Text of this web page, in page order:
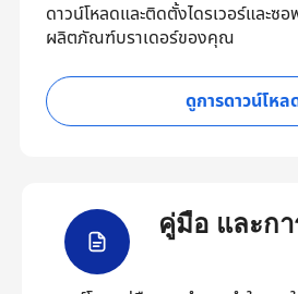
ดาวน์โหลดและติดตั้งไดรเวอร์และซ
ผลิตภัณฑ์บราเดอร์ของคุณ
ดูการดาวน์โหล
คู่มือ และกา